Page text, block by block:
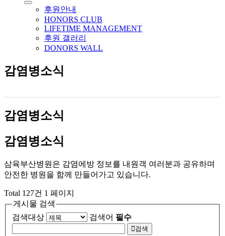
후원안내
HONORS CLUB
LIFETIME MANAGEMENT
후원 갤러리
DONORS WALL
감염병소식
감염병소식
감염병소식
삼육부산병원은 감염에방 정보를 내원객 여러분과 공유하며
안전한 병원을 함께 만들어가고 있습니다.
Total 127건 1 페이지
게시물 검색
검색대상
검색어 필수
검색